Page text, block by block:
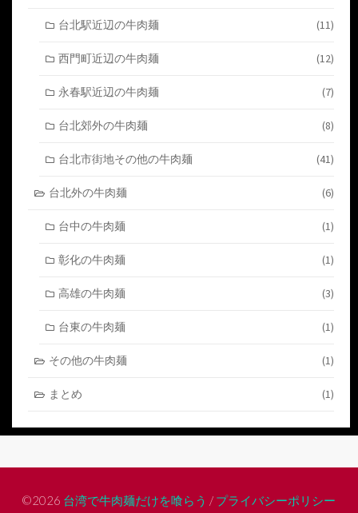
台北駅近辺の牛肉麺 (11)
西門町近辺の牛肉麺 (12)
永春駅近辺の牛肉麺 (7)
台北郊外の牛肉麺 (8)
台北市街地その他の牛肉麺 (41)
台北外の牛肉麺 (6)
台中の牛肉麺 (1)
彰化の牛肉麺 (1)
高雄の牛肉麺 (3)
台東の牛肉麺 (1)
その他の牛肉麺 (1)
まとめ (1)
©2026 台湾で牛肉麺だけを喰らう / プライバシーポリシー